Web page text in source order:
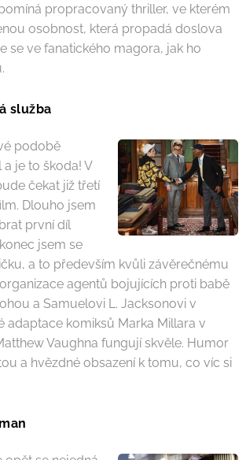
propracovaný thriller, ve kterém
osobnost, která propadá doslova
se ve fanatického magora, jak ho
služba
podobě
je to škoda! V
čekat již třetí
Dlouho jsem
první díl
jsem se
a to především kvůli závěrečnému
agentů bojujících proti babě
a Samuelovi L. Jacksonovi v
adaptace komiksů Marka Millara v
Vaughna fungují skvěle. Humor
a hvězdné obsazení k tomu, co víc si